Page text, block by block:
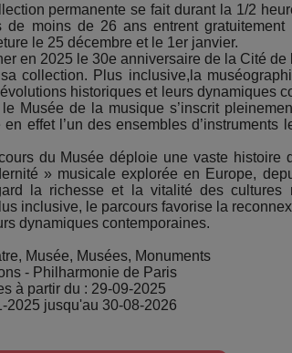
permanente se fait durant la 1/2
de moins de 26 ans entrent
le 25 décembre et le 1er janvier.
en 2025 le 30e anniversaire de la Cité
collection. Plus inclusive,la
historiques et leurs dynamiques
Musée de la musique s’inscrit
en effet l’un des ensembles
du Musée déploie une vaste
» musicale explorée en Europe,
la richesse et la vitalité des cultures
inclusive, le parcours favorise la
dynamiques contemporaines.
Musée, Musées, Monuments
- Philharmonie de Paris
à partir du : 29-09-2025
2025 jusqu'au 30-08-2026